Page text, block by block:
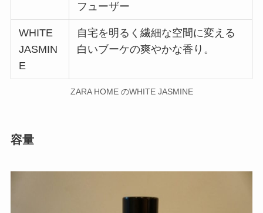
フューザー
WHITE
JASMIN
E
自宅を明るく繊細な空間に変える
白いブーケの爽やかな香り。
ZARA HOME のWHITE JASMINE
容量